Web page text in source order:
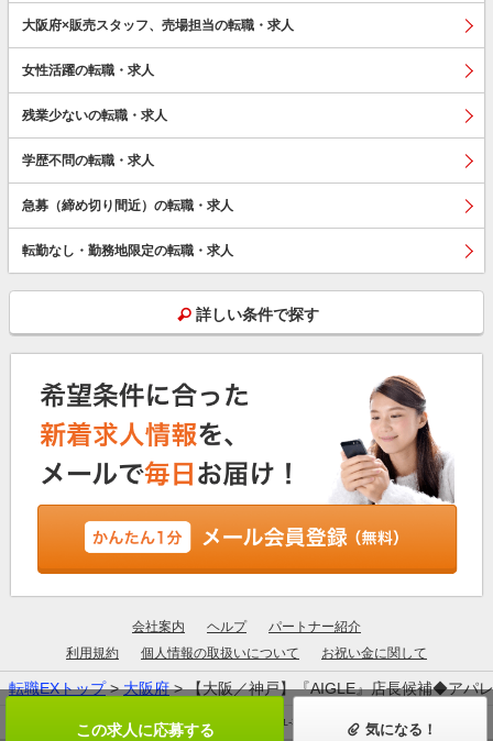
この求人に応募する 気になる！
大阪府×販売スタッフ、売場担当の転職・求人
女性活躍の転職・求人
残業少ないの転職・求人
学歴不問の転職・求人
急募（締め切り間近）の転職・求人
転勤なし・勤務地限定の転職・求人
詳しい条件で探す
会社案内 ヘルプ
パートナー紹介
利用規約
個人情報の取扱いについて お祝い金に関して
転職EXトップ>大阪府> 【大阪／神戸】『AIGLE』店長候補◆アパ
厚生労働大臣許可：13-ユ-305190